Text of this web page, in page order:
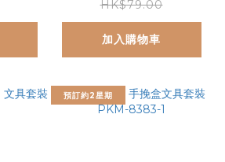
HK$79.00
加入購物車
預訂約2星期